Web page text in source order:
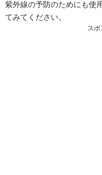
紫外線の予防のためにも使
てみてください。
ス